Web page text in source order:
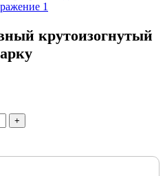
крутоизогнутый